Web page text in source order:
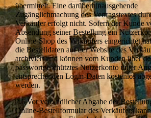
übermittelt. Eine darüberhinausgehende
Zugänglichmachung des Vertragstextes
Verkäufer erfolgt nicht. Sofern der Kunde
Absendung seiner Bestellung ein
Online-Shop des Verkäufers eingerichtet
die Bestelldaten auf der Website des
archiviert und können vom Kunden über
passwortgeschütztes Nutzerkonto unter
entsprechenden Login-Daten kostenlos
werden.
2.6 Vor verbindlicher Abgabe der
Online-Bestellformular des Verkäufers